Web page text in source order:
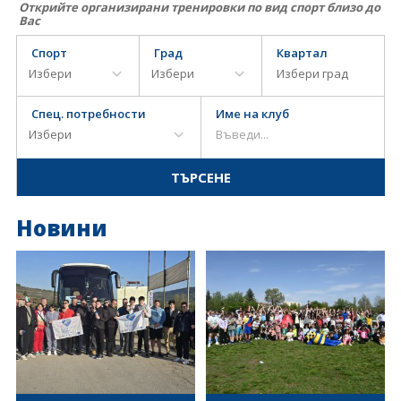
Открийте организирани тренировки по вид спорт близо до
Вас
Спорт
Град Квартал
Спец. потребности Име на клуб
Новини